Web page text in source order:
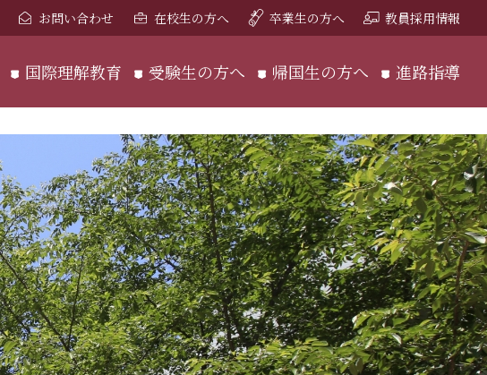
お問い合わせ 在校生の方へ 卒業生の方へ 教員採用情報
国際理解教育 受験生の方へ 帰国生の方へ 進路指導